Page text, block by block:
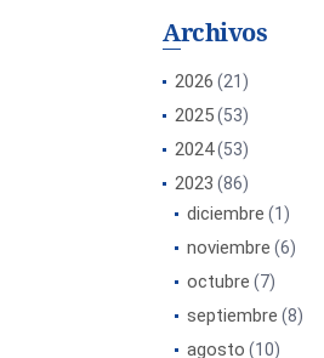
Archivos
2026 (21)
2025(53)
2024(53)
2023 (86)
diciembre (1)
noviembre (6)
octubre (7)
septiembre (8)
agosto (10)